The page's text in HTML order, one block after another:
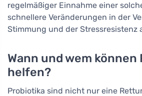
regelmäßiger Einnahme einer
schnellere Veränderungen in der
Stimmung und der Stressresistenz
Wann und wem können
helfen?
Probiotika sind nicht nur eine